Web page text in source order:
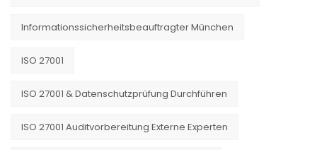
Informationssicherheitsbeauftragter München
ISO 27001
ISO 27001 & Datenschutzprüfung Durchführen
ISO 27001 Auditvorbereitung Externe Experten